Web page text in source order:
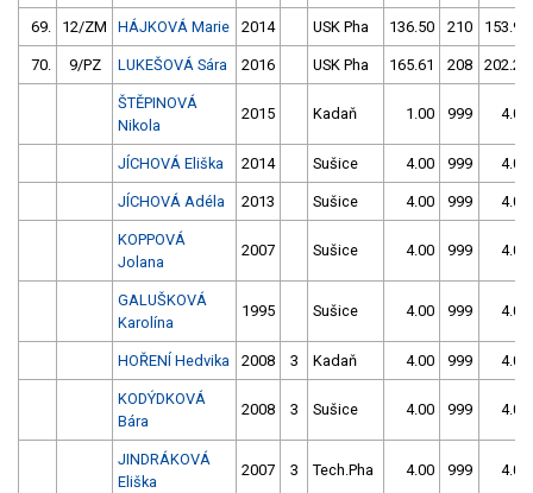
69. 12/ZM HÁJKOVÁ Marie 2014 USK Pha 136.50 210 153.94
70. 9/PZ LUKEŠOVÁ Sára 2016 USK Pha 165.61 208 202.21
ŠTĚPINOVÁ
Nikola
2015 Kadaň 1.00 999 4.00
JÍCHOVÁ Eliška 2014 Sušice 4.00 999 4.00
JÍCHOVÁ Adéla 2013 Sušice 4.00 999 4.00
KOPPOVÁ
Jolana
2007 Sušice 4.00 999 4.00
GALUŠKOVÁ
Karolína
1995 Sušice 4.00 999 4.00
HOŘENÍ Hedvika 2008 3 Kadaň 4.00 999 4.00
KODÝDKOVÁ
Bára
2008 3 Sušice 4.00 999 4.00
JINDRÁKOVÁ
Eliška
2007 3 Tech.Pha 4.00 999 4.00